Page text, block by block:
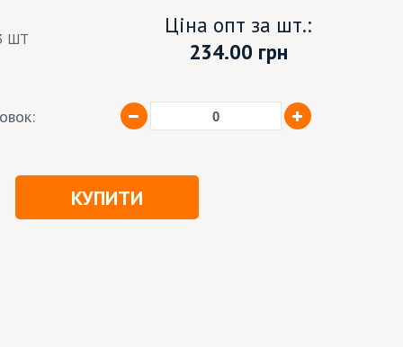
ШТ
Ціна опт за шт.:
234.00 грн
КУПИТИ